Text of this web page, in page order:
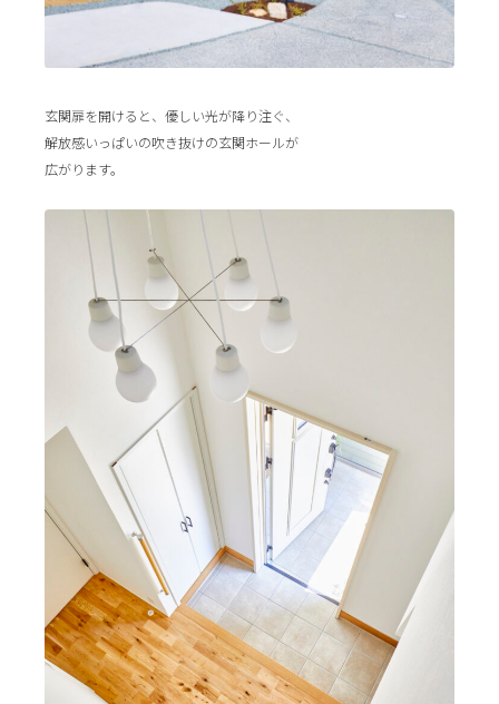
玄関扉を開けると、優しい光が降り注ぐ、
解放感いっぱいの吹き抜けの玄関ホールが
広がります。